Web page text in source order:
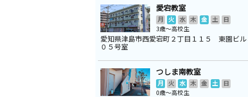
愛宕教室
月 火 水 木 金 土
日
3歳～高校生
愛知県津島市西愛宕町２丁目１１５ 東園ビル
０５号室
つしま南教室
月 火 水 木 金 土
日
0歳～高校生